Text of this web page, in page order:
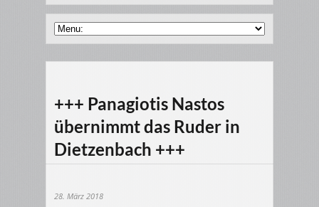
+++ Panagiotis Nastos
übernimmt das Ruder in
Dietzenbach +++
28. März 2018